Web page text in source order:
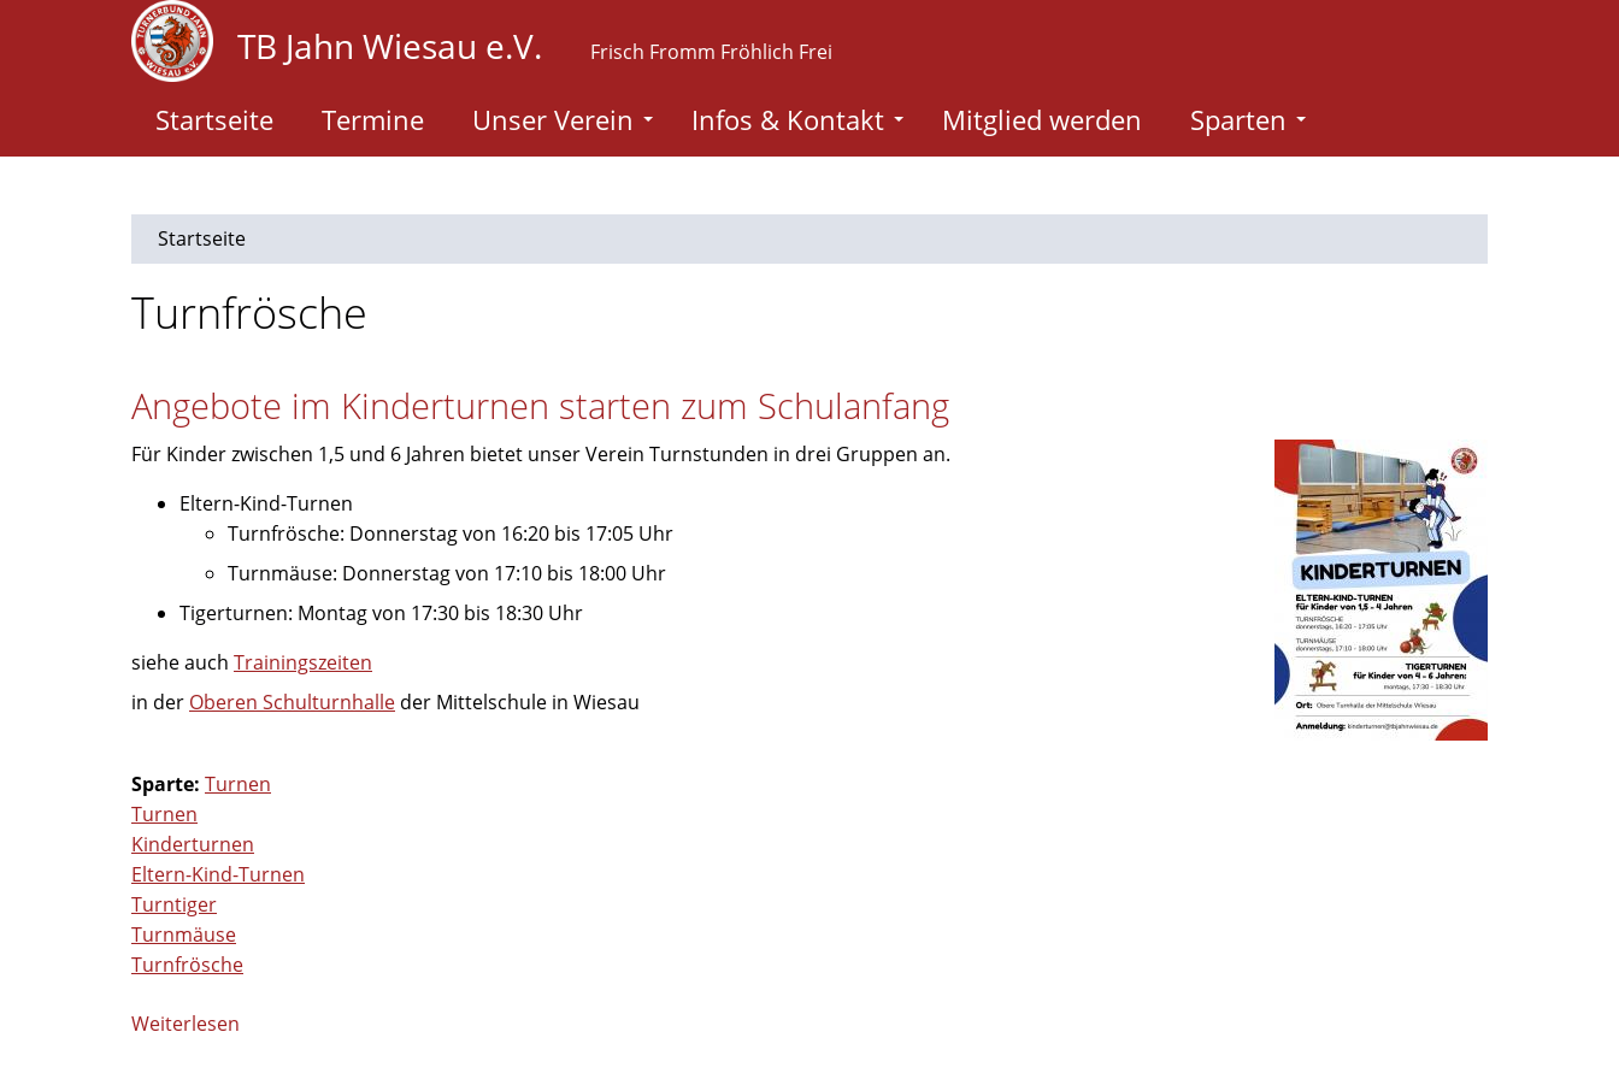
TB Jahn Wiesau e.V. Frisch Fromm Fröhlich Frei
Startseite Termine Unser Verein Infos & Kontakt Mitglied werden Sparten
Startseite
Turnfrösche
Angebote im Kinderturnen starten zum Schulanfang
Für Kinder zwischen 1,5 und 6 Jahren bietet unser Verein Turnstunden in drei Gruppen an.
Eltern-Kind-Turnen
Turnfrösche: Donnerstag von 16:20 bis 17:05 Uhr
Turnmäuse: Donnerstag von 17:10 bis 18:00 Uhr
Tigerturnen: Montag von 17:30 bis 18:30 Uhr
siehe auch Trainingszeiten
in der Oberen Schulturnhalle der Mittelschule in Wiesau
Sparte: Turnen
Turnen
Kinderturnen
Eltern-Kind-Turnen
Turntiger
Turnmäuse
Turnfrösche
Weiterlesen